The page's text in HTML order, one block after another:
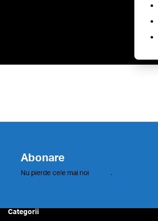
Abonare
Nu pierde cele mai noi oferte.
Categorii